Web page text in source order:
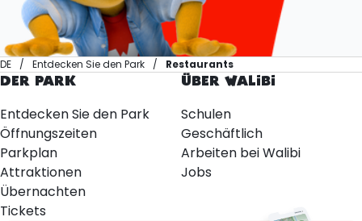
DE Entdecken Sie den Park
Restaurants
DER PARK
Entdecken Sie den Park
Öffnungszeiten
Parkplan
Attraktionen
Übernachten
Tickets
ÜBER WALIBI
Schulen
Geschäftlich
Arbeiten bei Walibi
Jobs